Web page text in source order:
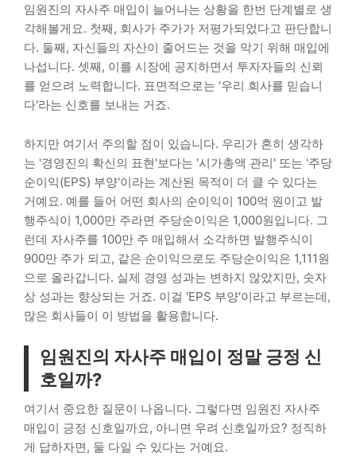
임원진의 자사주 매입이 늘어나는 상황을 한번 단계별로 생
각해볼게요. 첫째, 회사가 주가가 저평가되었다고 판단합니
다. 둘째, 자신들의 자산이 줄어드는 것을 막기 위해 매입에
나섭니다. 셋째, 이를 시장에 공지하면서 투자자들의 신뢰
를 얻으려 노력합니다. 표면적으로는 '우리 회사를 믿습니
다'라는 신호를 보내는 거죠.
하지만 여기서 주의할 점이 있습니다. 우리가 흔히 생각하
는 '경영진의 확신의 표현'보다는 '시가총액 관리' 또는 '주당
순이익(EPS) 부양'이라는 계산된 목적이 더 클 수 있다는
거예요. 예를 들어 어떤 회사의 순이익이 100억 원이고 발
행주식이 1,000만 주라면 주당순이익은 1,000원입니다. 그
런데 자사주를 100만 주 매입해서 소각하면 발행주식이
900만 주가 되고, 같은 순이익으로도 주당순이익은 1,111원
으로 올라갑니다. 실제 경영 성과는 변하지 않았지만, 숫자
상 성과는 향상되는 거죠. 이걸 'EPS 부양'이라고 부르는데,
많은 회사들이 이 방법을 활용합니다.
임원진의 자사주 매입이 정말 긍정 신
호일까?
여기서 중요한 질문이 나옵니다. 그렇다면 임원진 자사주
매입이 긍정 신호일까요, 아니면 우려 신호일까요? 정직하
게 답하자면, 둘 다일 수 있다는 거예요.